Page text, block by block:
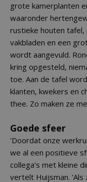
grote kamerplanten
waaronder
rustieke houten
vakbladen en een
wordt aangevuld.
kring opgesteld,
toe. Aan de tafel
klanten, kwekers en
thee. Zo maken ze
Goede sfeer
'Doordat onze
we al een positieve
collega's met kleine
vertelt Huijsman. 'Als